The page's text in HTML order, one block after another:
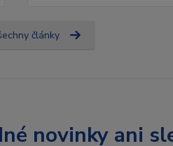
články
novinky ani